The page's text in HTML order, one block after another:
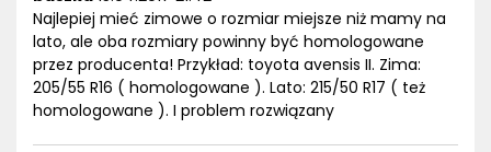
Najlepiej mieć zimowe o rozmiar miejsze niż mamy na
lato, ale oba rozmiary powinny być homologowane
przez producenta! Przykład: toyota avensis II. Zima:
205/55 R16 ( homologowane ). Lato: 215/50 R17 ( też
homologowane ). I problem rozwiązany